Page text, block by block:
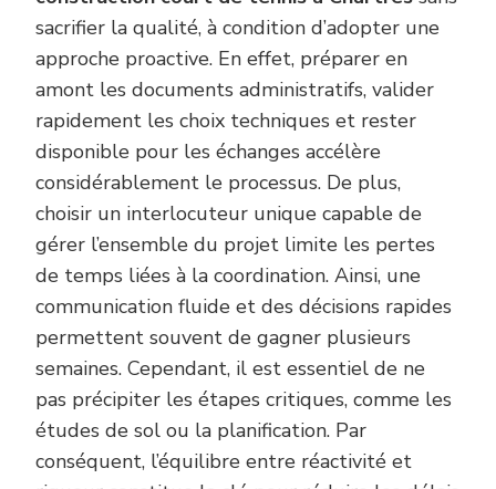
sacrifier la qualité, à condition d’adopter une
approche proactive. En effet, préparer en
amont les documents administratifs, valider
rapidement les choix techniques et rester
disponible pour les échanges accélère
considérablement le processus. De plus,
choisir un interlocuteur unique capable de
gérer l’ensemble du projet limite les pertes
de temps liées à la coordination. Ainsi, une
communication fluide et des décisions rapides
permettent souvent de gagner plusieurs
semaines. Cependant, il est essentiel de ne
pas précipiter les étapes critiques, comme les
études de sol ou la planification. Par
conséquent, l’équilibre entre réactivité et